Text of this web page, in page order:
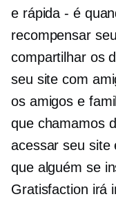
e rápida - é
recompensar
compartilhar os
seu site com
os amigos e
que chamamos
acessar seu site
que alguém se
Gratisfaction irá